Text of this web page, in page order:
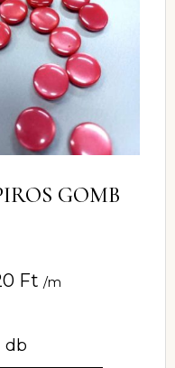
GOMB
Ft /m
db